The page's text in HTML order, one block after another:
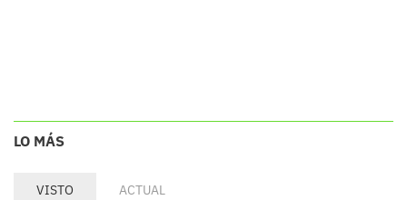
LO MÁS
VISTO ACTUAL